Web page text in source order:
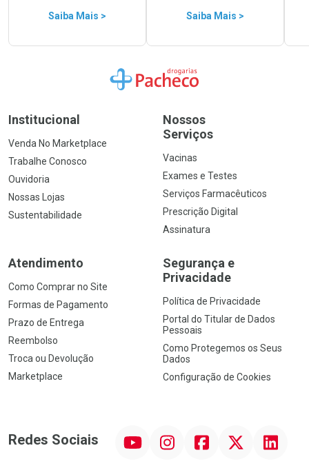
Saiba Mais > Saiba Mais >
Ir para a Home
Institucional
Venda No Marketplace
Trabalhe Conosco
Ouvidoria
Nossas Lojas
Sustentabilidade
Nossos
Serviços
Vacinas
Exames e Testes
Serviços Farmacêuticos
Prescrição Digital
Assinatura
Atendimento
Como Comprar no Site
Formas de Pagamento
Prazo de Entrega
Reembolso
Troca ou Devolução
Marketplace
Segurança e
Privacidade
Política de Privacidade
Portal do Titular de Dados
Pessoais
Como Protegemos os Seus
Dados
Configuração de Cookies
Redes Sociais InstagramFacebookTwitter Linkedin